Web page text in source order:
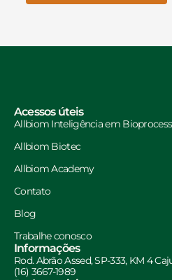
Acessos úteis
Allbiom Inteligência em
Allbiom Biotec
Allbiom Academy
Contato
Blog
Trabalhe conosco
Informações
Rod. Abrão Assed, SP-333, KM 4
(16) 3667-1989